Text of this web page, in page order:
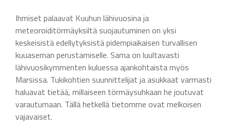
Ihmiset palaavat Kuuhun lähivuosina ja
meteoroiditörmäyksiltä suojautuminen on yksi
keskeisistä edellytyksistä pidempiaikaisen turvallisen
kuuaseman perustamiselle. Sama on luultavasti
lähivuosikymmenten kuluessa ajankohtaista myös
Marsissa. Tukikohtien suunnittelijat ja asukkaat varmasti
haluavat tietää, millaiseen törmäysuhkaan he joutuvat
varautumaan. Tällä hetkellä tietomme ovat melkoisen
vajavaiset.